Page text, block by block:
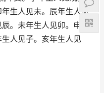
生人见未。辰年生人见
。未年生人见卯。申年
人见子。亥年生人见